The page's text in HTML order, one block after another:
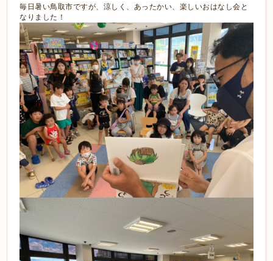
毎日暑い鳥取市ですが、涼しく、あったかい、楽しいおはなし会と
なりました！